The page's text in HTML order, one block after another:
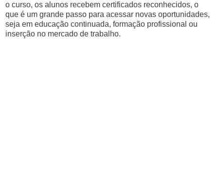
o curso, os alunos recebem certificados reconhecidos, o
que é um grande passo para acessar novas oportunidades,
seja em educação continuada, formação profissional ou
inserção no mercado de trabalho.